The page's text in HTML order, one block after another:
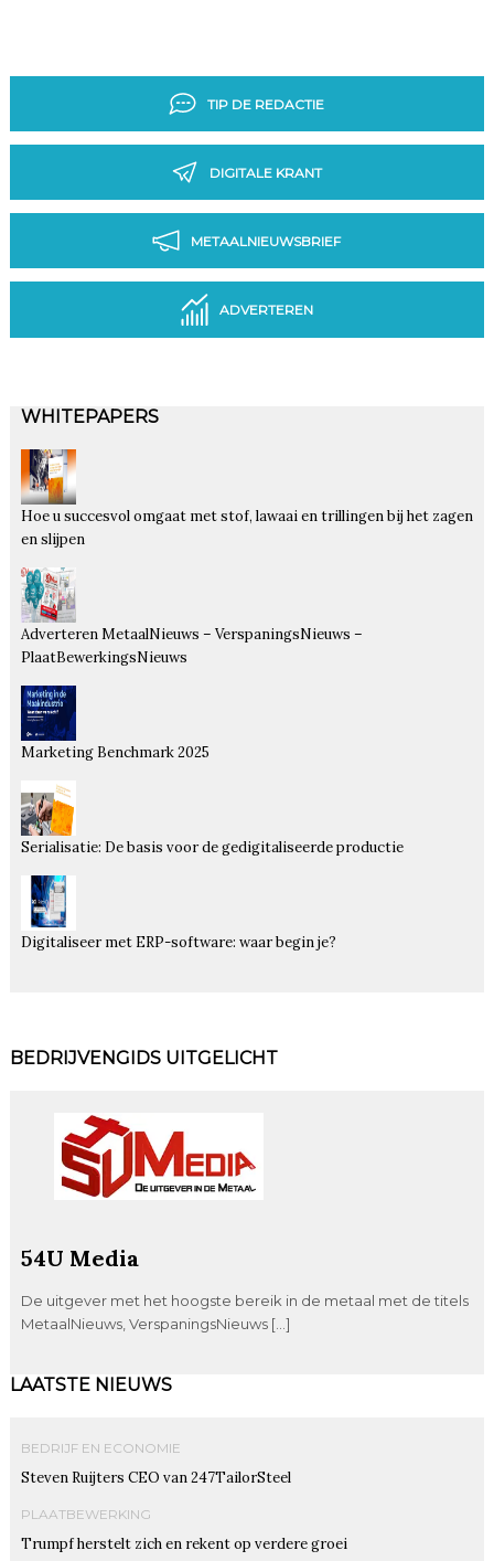
TIP DE REDACTIE
DIGITALE KRANT
METAALNIEUWSBRIEF
ADVERTEREN
WHITEPAPERS
Hoe u succesvol omgaat met stof, lawaai en trillingen bij het zagen
en slijpen
Adverteren MetaalNieuws – VerspaningsNieuws –
PlaatBewerkingsNieuws
Marketing Benchmark 2025
Serialisatie: De basis voor de gedigitaliseerde productie
Digitaliseer met ERP-software: waar begin je?
BEDRIJVENGIDS UITGELICHT
54U Media
De uitgever met het hoogste bereik in de metaal met de titels
MetaalNieuws, VerspaningsNieuws […]
LAATSTE NIEUWS
BEDRIJF EN ECONOMIE
Steven Ruijters CEO van 247TailorSteel
PLAATBEWERKING
Trumpf herstelt zich en rekent op verdere groei